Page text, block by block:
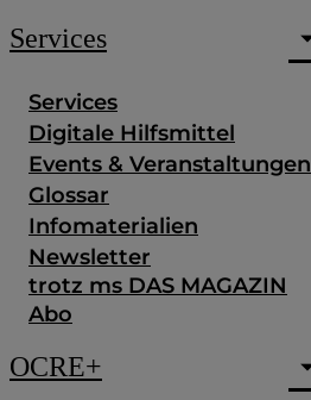
Services
Services
Digitale Hilfsmittel
Events & Veranstaltungen
Glossar
Infomaterialien
Newsletter
trotz ms DAS MAGAZIN
Abo
OCRE+